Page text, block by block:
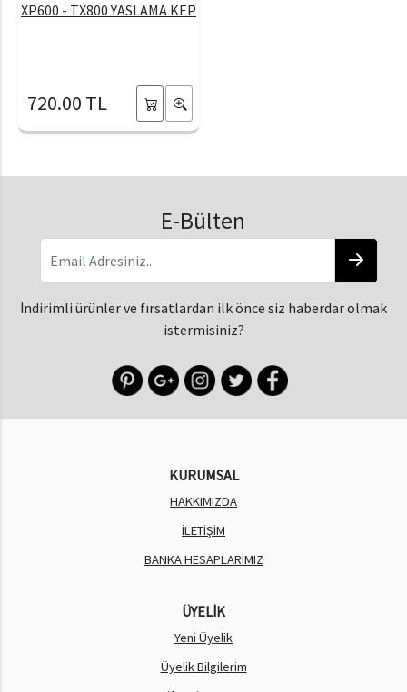
XP600 - TX800 YASLAMA KEP
720.00 TL
E-Bülten
İndirimli ürünler ve fırsatlardan ilk önce siz haberdar olmak
istermisiniz?
KURUMSAL
HAKKIMIZDA
İLETİŞİM
BANKA HESAPLARIMIZ
ÜYELİK
Yeni Üyelik
Üyelik Bilgilerim